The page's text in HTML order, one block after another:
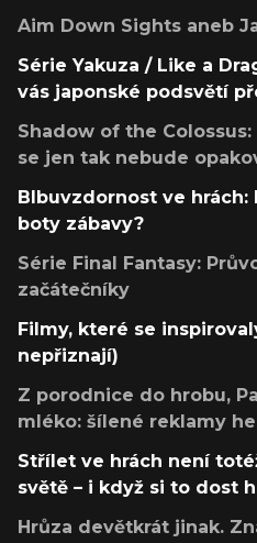
Aim Down Sights aneb
Série Yakuza / Like a
vás japonské podsvětí
Shadow of the
se jen tak nebude
Blbuvzdornost ve hrách:
boty zábavy?
Série Final Fantasy:
začátečníky
Filmy, které se
nepřiznají)
Z porodnice do hrobu,
mléko: šílené reklamy
Střílet ve hrách není
světě – i když si to dost
Hrůza devětkrát jinak.